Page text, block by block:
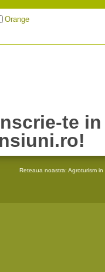
Orange
te
Reteaua noastra: Agroturism in